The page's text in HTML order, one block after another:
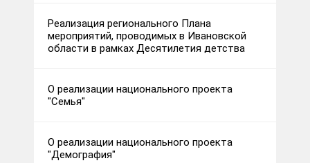
Реализация регионального Плана
мероприятий, проводимых в Ивановской
области в рамках Десятилетия детства
О реализации национального проекта
"Семья"
О реализации национального проекта
"Демография"